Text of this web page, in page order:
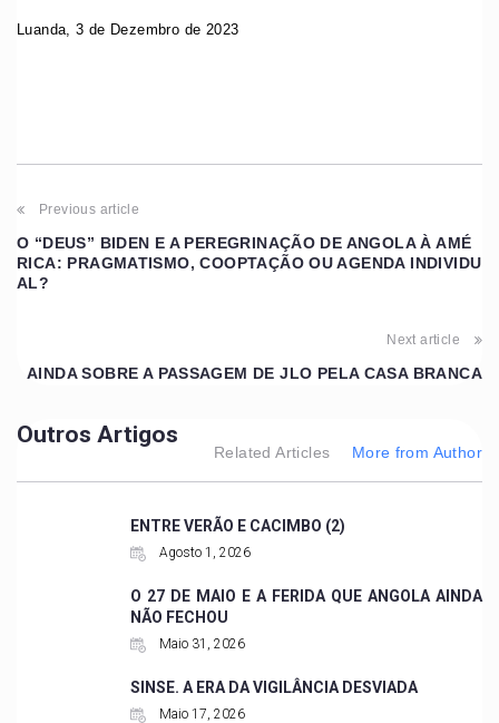
Luanda, 3 de Dezembro de 2023
Previous article
O “DEUS” BIDEN E A PEREGRINAÇÃO DE ANGOLA À AMÉ
RICA: PRAGMATISMO, COOPTAÇÃO OU AGENDA INDIVIDU
AL?
Next article
AINDA SOBRE A PASSAGEM DE JLO PELA CASA BRANCA
Outros Artigos
Related Articles More from Author
ENTRE VERÃO E CACIMBO (2)
Agosto 1, 2026
O 27 DE MAIO E A FERIDA QUE ANGOLA AINDA
NÃO FECHOU
Maio 31, 2026
SINSE. A ERA DA VIGILÂNCIA DESVIADA
Maio 17, 2026